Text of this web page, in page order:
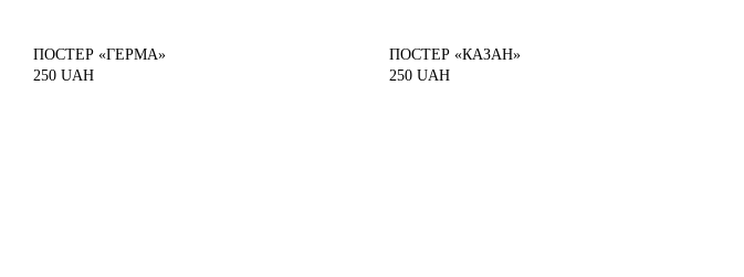
ПОСТЕР «ГЕРМА»
250 UAH
ПОСТЕР «КАЗАН»
250 UAH